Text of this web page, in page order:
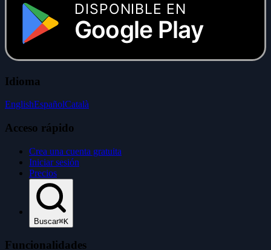
DISPONIBLE EN
Google Play
Idioma
EnglishEspañolCatalà
Acceso rápido
Crea una cuenta gratuita
Iniciar sesión
Precios
Buscar⌘K
Funcionalidades